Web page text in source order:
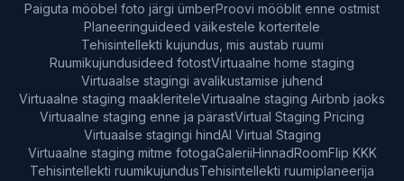
Paiguta mööbel foto järgi ümberProovi mööblit enne ostmist
Planeeringuideed väikestele korteritele
Tehisintellekti kujundus, mis austab ruumi
Ruumikujundusideed fotostVirtuaalne home staging
Virtuaalse stagingi avalikustamise juhend
Virtuaalne staging maakleriteleVirtuaalne staging Airbnb jaoks
Virtuaalne staging enne ja pärastVirtual Staging Pricing
Virtuaalse stagingi hindAI Virtual Staging
Virtuaalne staging mitme fotogaGaleriiHinnadRoomFlip KKK
Tehisintellekti ruumikujundusTehisintellekti ruumiplaneerija